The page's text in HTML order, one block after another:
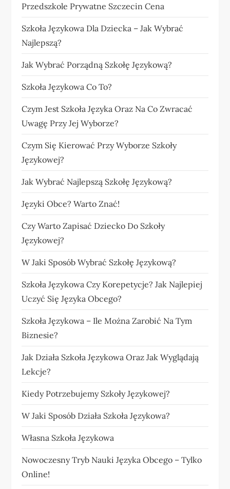
Przedszkole Prywatne Szczecin Cena
Szkoła Językowa Dla Dziecka – Jak Wybrać
Najlepszą?
Jak Wybrać Porządną Szkołę Językową?
Szkoła Językowa Co To?
Czym Jest Szkoła Języka Oraz Na Co Zwracać
Uwagę Przy Jej Wyborze?
Czym Się Kierować Przy Wyborze Szkoły
Językowej?
Jak Wybrać Najlepszą Szkołę Językową?
Języki Obce? Warto Znać!
Czy Warto Zapisać Dziecko Do Szkoły
Językowej?
W Jaki Sposób Wybrać Szkołę Językową?
Szkoła Językowa Czy Korepetycje? Jak Najlepiej
Uczyć Się Języka Obcego?
Szkoła Językowa – Ile Można Zarobić Na Tym
Biznesie?
Jak Działa Szkoła Językowa Oraz Jak Wyglądają
Lekcje?
Kiedy Potrzebujemy Szkoły Językowej?
W Jaki Sposób Działa Szkoła Językowa?
Własna Szkoła Językowa
Nowoczesny Tryb Nauki Języka Obcego – Tylko
Online!